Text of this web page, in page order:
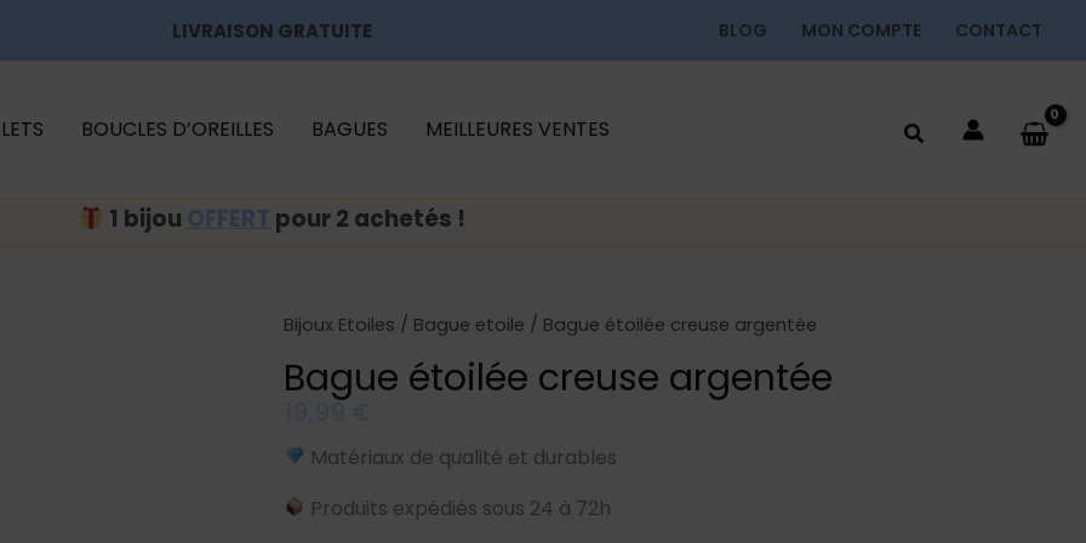
LIVRAISON GRATUITE BLOG MON COMPTE CONTACT
BOUCLES D’OREILLES BAGUES MEILLEURES VENTES
1 bijou OFFERT pour 2 achetés !
Bijoux Etoiles / Bague etoile / Bague étoilée creuse argentée
Bague étoilée creuse argentée
19,99
Matériaux de qualité et durables
Produits expédiés sous 24 à 72h